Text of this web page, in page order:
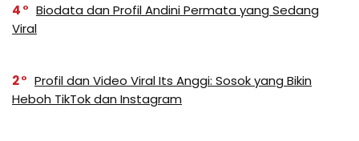
4
Biodata dan Profil Andini Permata yang Sedang
Viral
2
Profil dan Video Viral Its Anggi: Sosok yang Bikin
Heboh TikTok dan Instagram